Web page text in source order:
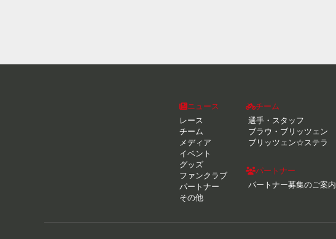
ニュース
レース
チーム
メディア
イベント
グッズ
ファンクラブ
パートナー
その他
チーム
選手・スタッフ
ブラウ・ブリッツェン
ブリッツェン☆ステラ
パートナー
パートナー募集のご案内